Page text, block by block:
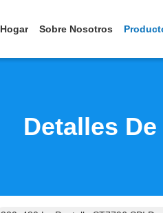
Hogar Sobre Nosotros
Detalles